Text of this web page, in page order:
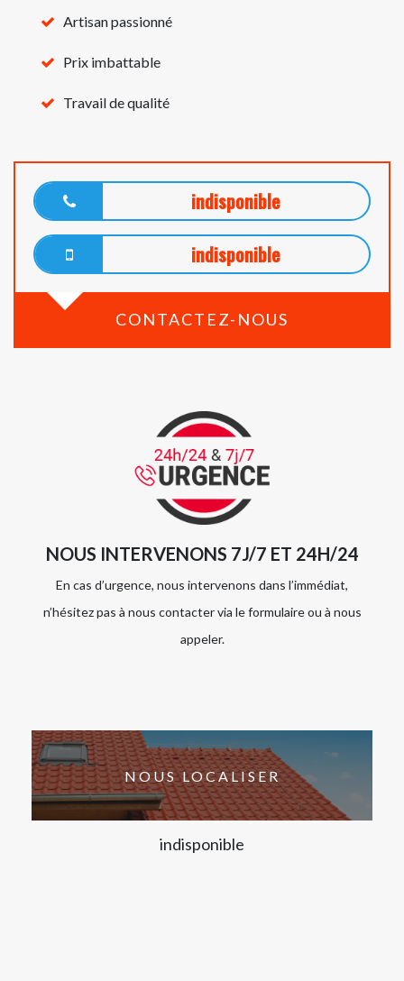
Artisan passionné
Prix imbattable
Travail de qualité
indisponible
indisponible
CONTACTEZ-NOUS
NOUS INTERVENONS 7J/7 ET 24H/24
En cas d’urgence, nous intervenons dans l’immédiat,
n’hésitez pas à nous contacter via le formulaire ou à nous
appeler.
NOUS LOCALISER
indisponible